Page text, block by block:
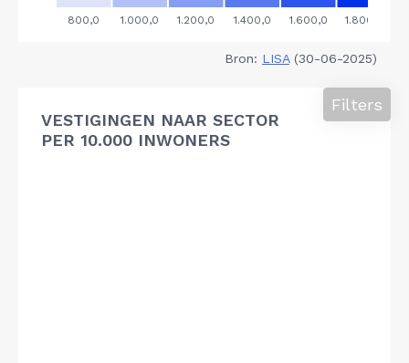
Bron: LISA(30-06-2025)
VESTIGINGEN NAAR SECTOR
PER 10.000 INWONERS
Filters